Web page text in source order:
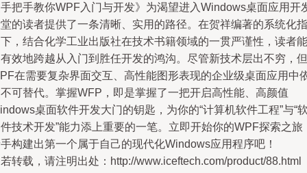
把手教你WPF入门与开发》为渴望进入Windows桌面应用开
的读者提供了一条清晰、实用的路径。在贺祥编著的系统化指
，结合化学工业出版社在技术书籍领域的一贯严谨性，读者能
效地跨越从入门到胜任开发的鸿沟。尽管新技术层出不穷，但
在需要复杂界面交互、高性能图形表现的企业级桌面应用中
可替代。掌握WFP，即是掌握了一把开启高性能、高颜值
桌面软件开发大门的钥匙，为你的“计算机软件工程”与“
技术开发”能力添上重要的一笔。立即开始你的WPF探索之旅
构建出第一个属于自己的现代化Windows应用程序吧！
转载，请注明出处：http://www.iceftech.com/product/88.html